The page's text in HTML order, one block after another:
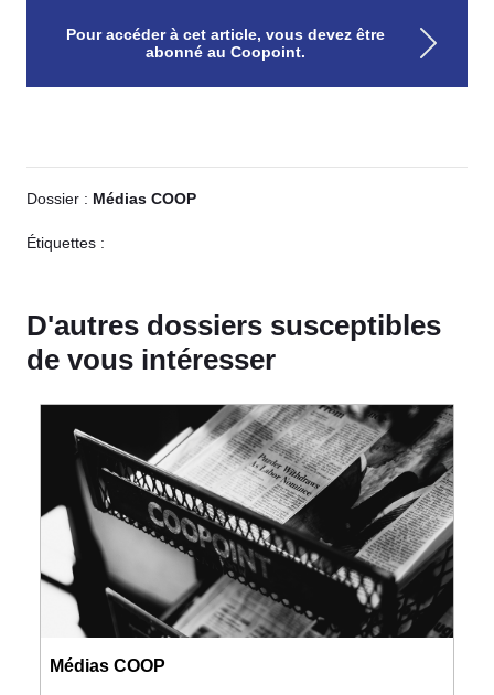
Pour accéder à cet article, vous devez être
abonné au Coopoint.
Dossier : Médias COOP
Étiquettes :
D'autres dossiers susceptibles
de vous intéresser
Médias COOP